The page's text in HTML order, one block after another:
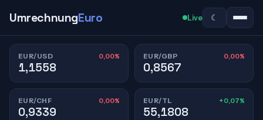
UmrechnungEuro Live ☾
EUR/USD 0,00%
1,1558
EUR/GBP 0,00%
0,8567
EUR/CHF 0,00%
0,9339
EUR/TL +0,07%
55,1808